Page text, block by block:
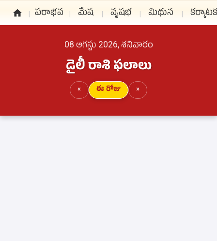
పరాభవ మేష వృషభ మిథున కర్కాటక
08 ఆగస్టు 2026, శనివారం
డైలీ రాశి ఫలాలు
« ఈ రోజు »